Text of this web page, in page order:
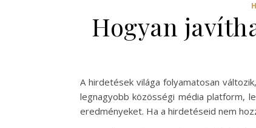
Hogyan
A hirdetések világa folyamatosan
legnagyobb közösségi média platform,
eredményeket. Ha a hirdetéseid nem